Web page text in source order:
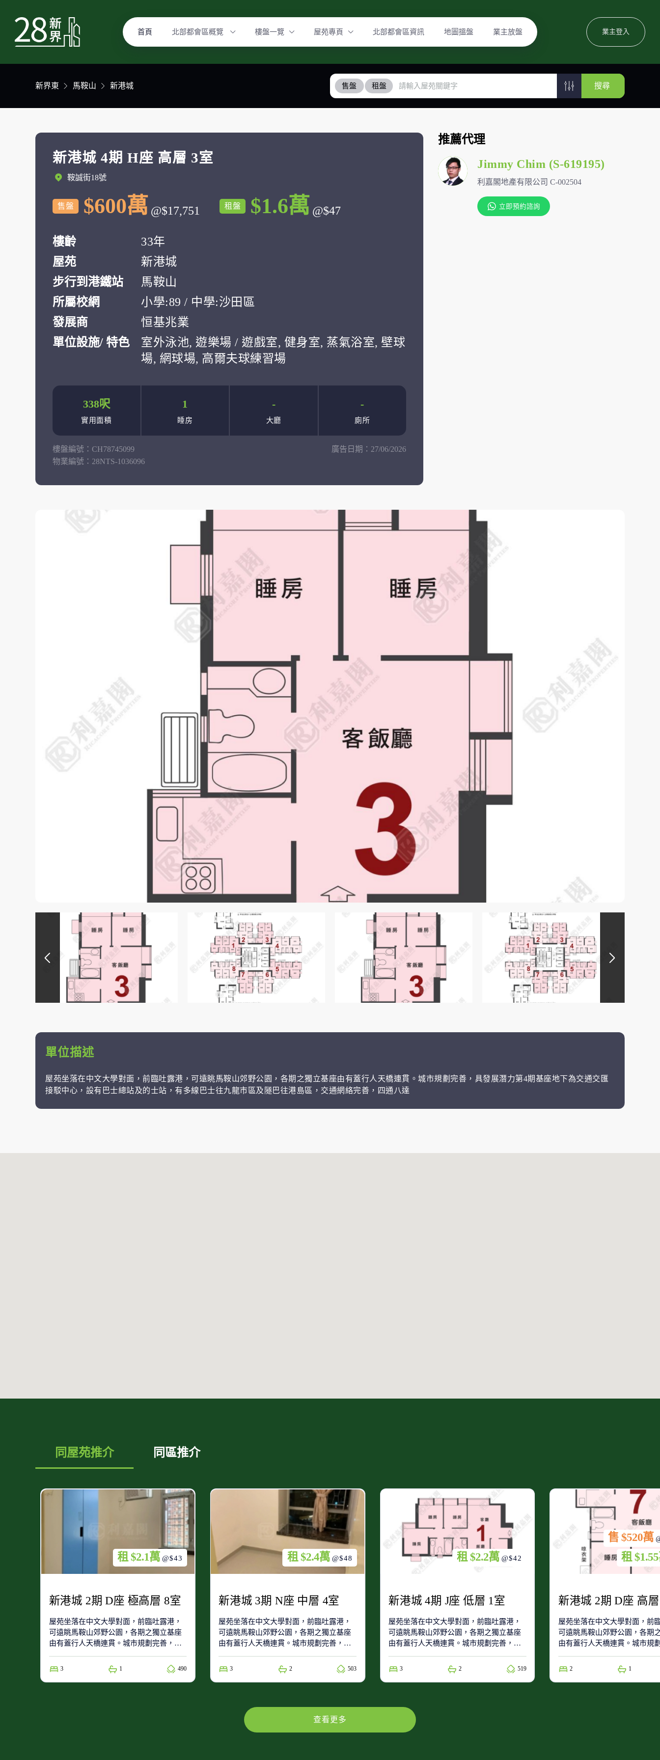
首頁 北部都會區概覽 樓盤一覽 屋苑專頁 北部都會區資訊 地圖搵盤 業主放盤 業主登入
新界東 馬鞍山 新港城 售盤 租盤 搜尋
新港城 4期 H座 高層 3室
鞍誠街18號
售盤 $600萬 @$17,751 租盤 $1.6萬 @$47
樓齡
33年
屋苑
新港城
步行到港鐵站
馬鞍山
所屬校網
小學:89 / 中學:沙田區
發展商
恒基兆業
單位設施/ 特色
室外泳池, 遊樂場 / 遊戲室, 健身室, 蒸氣浴室, 壁球
場, 網球場, 高爾夫球練習場
338呎
實用面積
1
睡房
-
大廳
-
廁所
樓盤編號： CH78745099
物業編號： 28NTS-1036096
廣告日期： 27/06/2026
推薦代理
Jimmy Chim (S-619195)
利嘉閣地產有限公司 C-002504
立即預約諮詢
單位描述
屋苑坐落在中文大學對面，前臨吐露港，可遠眺馬鞍山郊野公園，各期之獨立基座由有蓋行人天橋連貫。城市規劃完善，具發展潛力第4期基座地下為交通交匯
接駁中心，設有巴士總站及的士站，有多線巴士往九龍市區及隧巴往港島區，交通網絡完善，四通八達
同屋苑推介 同區推介
新港城 2期 D座 極高層 8室
屋苑坐落在中文大學對面，前臨吐露港，
可遠眺馬鞍山郊野公園，各期之獨立基座
由有蓋行人天橋連貫。城市規劃完善，具
心，設有巴士總站及的士站，有多線巴士
往九龍市區及隧巴往港島區，交通網絡完
3 1 490
租 $2.1萬 @$43
新港城 3期 N座 中層 4室
屋苑坐落在中文大學對面，前臨吐露港，
可遠眺馬鞍山郊野公園，各期之獨立基座
由有蓋行人天橋連貫。城市規劃完善，具
心，設有巴士總站及的士站，有多線巴士
往九龍市區及隧巴往港島區，交通網絡完
3 2 503
租 $2.4萬 @$48
新港城 4期 J座 低層 1室
屋苑坐落在中文大學對面，前臨吐露港，
可遠眺馬鞍山郊野公園，各期之獨立基座
由有蓋行人天橋連貫。城市規劃完善，具
心，設有巴士總站及的士站，有多線巴士
往九龍市區及隧巴往港島區，交通網絡完
3 2 519
租 $2.2萬 @$42
新港城 2期 D座 高
屋苑坐落在中文大學對面，前
可遠眺馬鞍山郊野公園，各期
由有蓋行人天橋連貫。城市規
心，設有巴士總站及的士站，
往九龍市區及隧巴往港島區，
2 1
售 $520萬
租
查看更多